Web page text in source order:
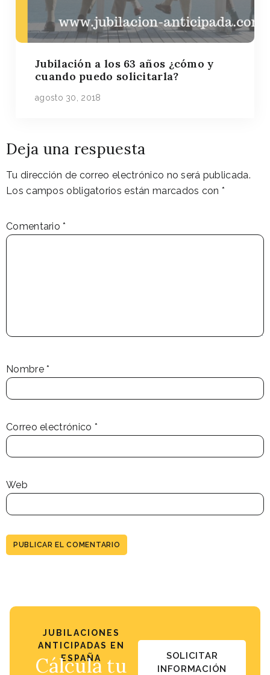
Jubilación a los 63 años ¿cómo y
cuando puedo solicitarla?
agosto 30, 2018
Deja una respuesta
Tu dirección de correo electrónico no será publicada.
Los campos obligatorios están marcados con *
Comentario*
Nombre*
Correo electrónico *
Web
JUBILACIONES
ANTICIPADAS EN
ESPAÑA
Cálcula tu
SOLICITAR
INFORMACIÓN